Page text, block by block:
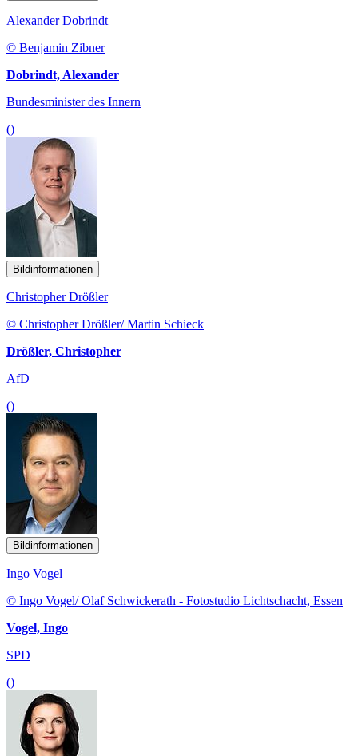
Alexander Dobrindt
© Benjamin Zibner
Dobrindt, Alexander
Bundesminister des Innern
()
Bildinformationen
Christopher Drößler
© Christopher Drößler/ Martin Schieck
Drößler, Christopher
AfD
()
Bildinformationen
Ingo Vogel
© Ingo Vogel/ Olaf Schwickerath - Fotostudio Lichtschacht, Essen
Vogel, Ingo
SPD
()